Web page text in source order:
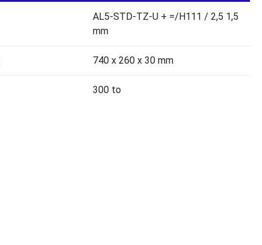
AL5-STD-TZ-U + =/H111 / 2,5 1,5
mm
740 x 260 x 30 mm
300 to